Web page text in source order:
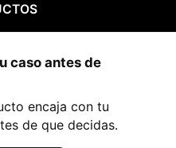
caso antes de
encaja con tu
de que decidas.